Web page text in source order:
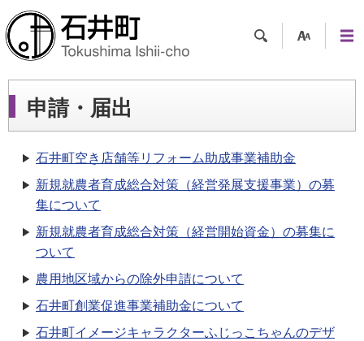
ツー
ュー
申請・届出
石井町空き店舗等リフォーム助成事業補助金
新規就農者育成総合対策（経営発展支援事業）の募
集について
新規就農者育成総合対策（経営開始資金）の募集に
ついて
農用地区域からの除外申請について
石井町創業促進事業補助金について
石井町イメージキャラクターふじっこちゃんのデザ